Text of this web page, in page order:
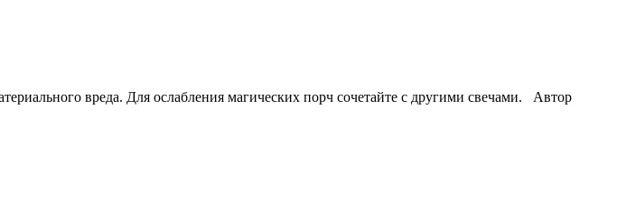
вреда. Для ослабления магических порч сочетайте с другими свечами. Автор